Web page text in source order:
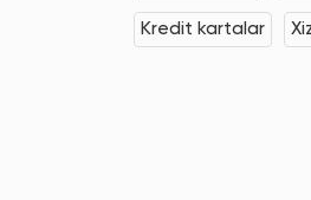
Kredit kartalar